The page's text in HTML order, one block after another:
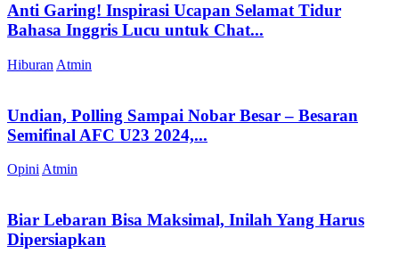
Anti Garing! Inspirasi Ucapan Selamat Tidur
Bahasa Inggris Lucu untuk Chat...
Hiburan Atmin
Undian, Polling Sampai Nobar Besar – Besaran
Semifinal AFC U23 2024,...
Opini Atmin
Biar Lebaran Bisa Maksimal, Inilah Yang Harus
Dipersiapkan